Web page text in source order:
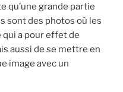
qu’une grande partie
sont des photos où les
qui a pour effet de
aussi de se mettre en
image avec un